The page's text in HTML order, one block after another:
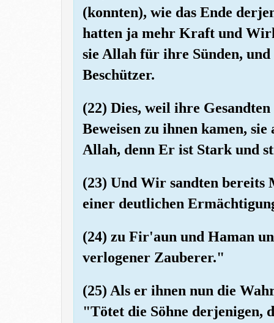
(konnten), wie das Ende
hatten ja mehr Kraft und
sie Allah für ihre Sünden,
Beschützer.
(22) Dies, weil ihre
Beweisen zu ihnen kamen,
Allah, denn Er ist Stark und
(23) Und Wir sandten bereits
einer deutlichen
(24) zu Fir'aun und Haman
verlogener Zauberer."
(25) Als er ihnen nun die
"Tötet die Söhne derjenigen,